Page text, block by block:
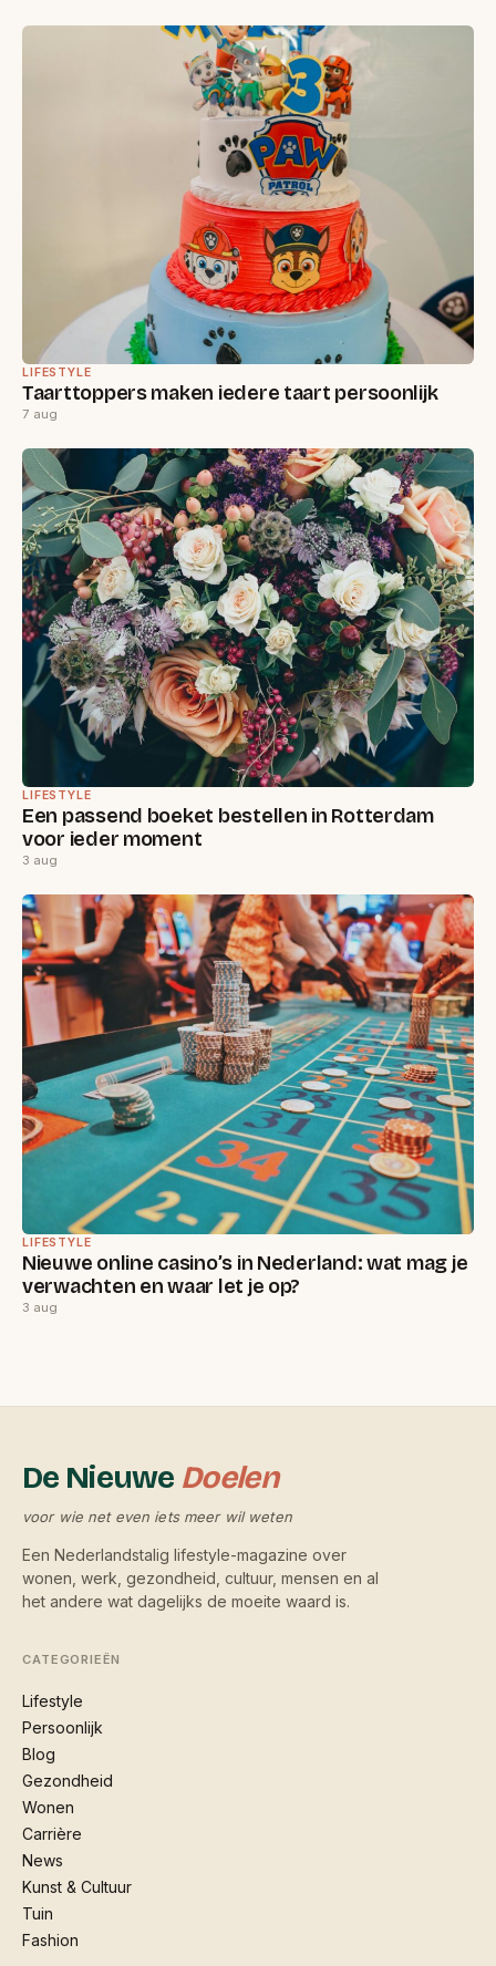
LIFESTYLE
Taarttoppers maken iedere taart persoonlijk
7 aug
LIFESTYLE
Een passend boeket bestellen in Rotterdam
voor ieder moment
3 aug
LIFESTYLE
Nieuwe online casino’s in Nederland: wat mag je
verwachten en waar let je op?
3 aug
De Nieuwe Doelen
voor wie net even iets meer wil weten
Een Nederlandstalig lifestyle-magazine over
wonen, werk, gezondheid, cultuur, mensen en al
het andere wat dagelijks de moeite waard is.
CATEGORIEËN
Lifestyle
Persoonlijk
Blog
Gezondheid
Wonen
Carrière
News
Kunst & Cultuur
Tuin
Fashion